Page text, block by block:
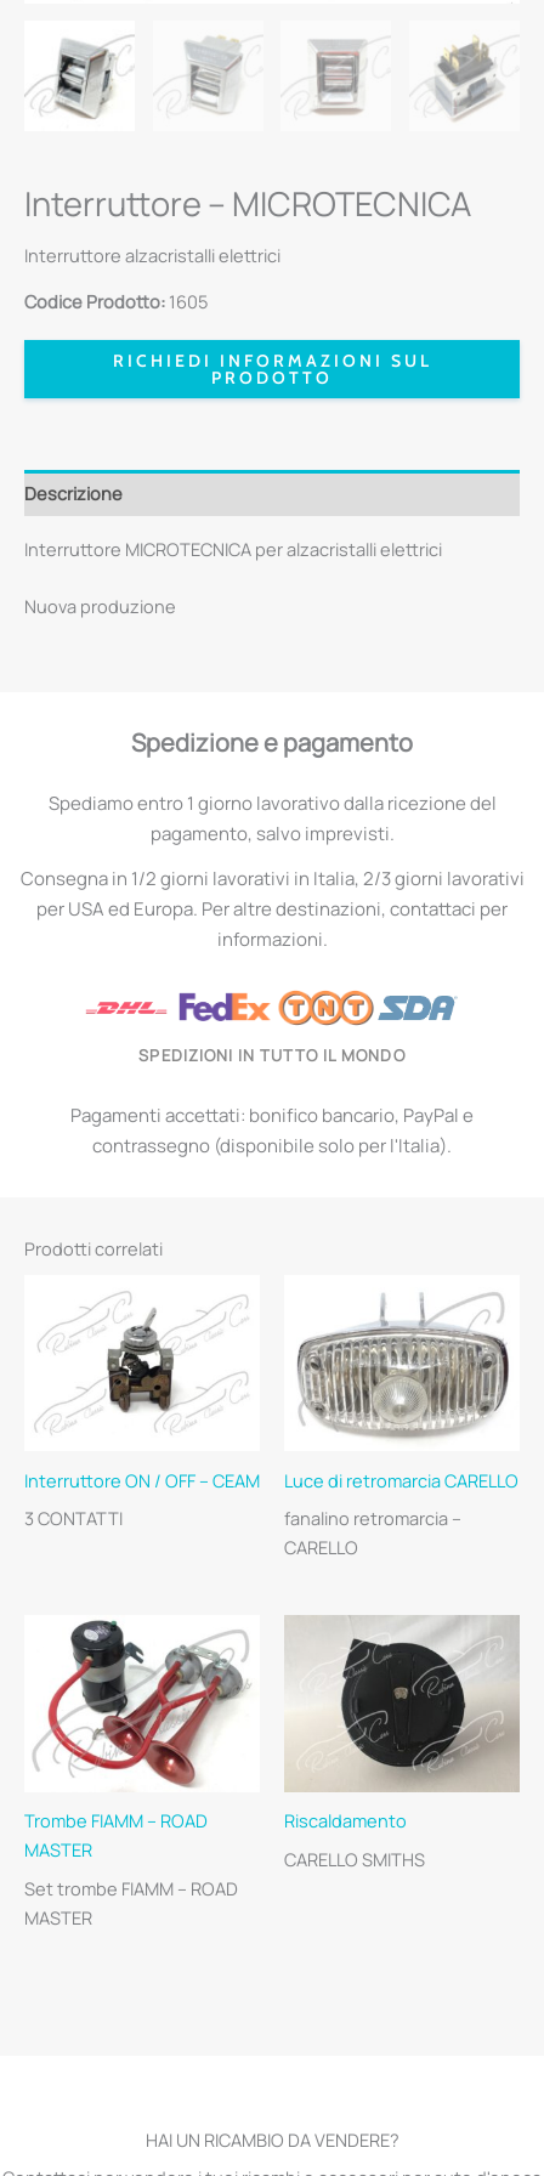
Interruttore – MICROTECNICA
Interruttore alzacristalli elettrici
Codice Prodotto: 1605
RICHIEDI INFORMAZIONI SUL
PRODOTTO
Descrizione
Interruttore MICROTECNICA per alzacristalli elettrici
Nuova produzione
Spedizione e pagamento
Spediamo entro 1 giorno lavorativo dalla ricezione del
pagamento, salvo imprevisti.
Consegna in 1/2 giorni lavorativi in Italia, 2/3 giorni lavorativi
per USA ed Europa. Per altre destinazioni, contattaci per
informazioni.
SPEDIZIONI IN TUTTO IL MONDO
Pagamenti accettati: bonifico bancario, PayPal e
contrassegno (disponibile solo per l'Italia).
Prodotti correlati
Interruttore ON / OFF – CEAM
3 CONTATTI
Luce di retromarcia CARELLO
fanalino retromarcia –
CARELLO
Trombe FIAMM – ROAD
MASTER
Set trombe FIAMM – ROAD
MASTER
Riscaldamento
CARELLO SMITHS
HAI UN RICAMBIO DA VENDERE?